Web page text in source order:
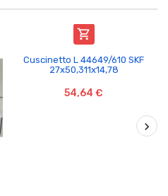

Cuscinetto L 44649/610 SKF
27x50,311x14,78
54,64 €